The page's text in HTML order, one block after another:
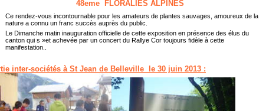
48eme FLORALIES ALPINES
Ce rendez-vous incontournable pour les amateurs de plantes sauvages, amoureux de la
nature a connu un franc succès auprès du public.
Le Dimanche matin inauguration officielle de cette exposition en présence des élus du
canton qui s »et achevée par un concert du Rallye Cor toujours fidèle à cette
manifestation..
inter-sociétés à St Jean de Belleville le 30 juin 2013 :